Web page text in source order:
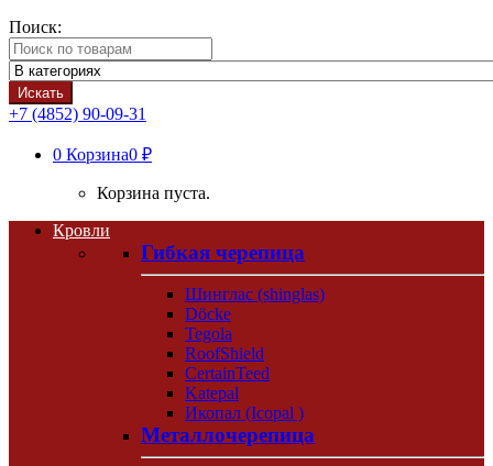
Поиск:
Искать
+7 (4852) 90-09-31
0 Корзина0 ₽
Корзина пуста.
Кровли
Гибкая черепица
Шинглас (shinglas)
Döcke
Tegola
RoofShield
CertainTeed
Katepal
Икопал (Icopal )
Металлочерепица